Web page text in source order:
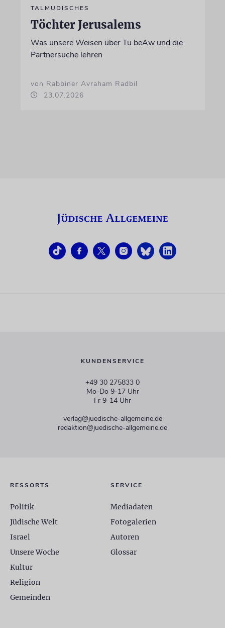
TALMUDISCHES
Töchter Jerusalems
Was unsere Weisen über Tu beAw und die
Partnersuche lehren
von Rabbiner Avraham Radbil
23.07.2026
KUNDENSERVICE
+49 30 275833 0
Mo-Do 9-17 Uhr
Fr 9-14 Uhr
verlag@juedische-allgemeine.de
redaktion@juedische-allgemeine.de
RESSORTS
Politik
Jüdische Welt
Israel
Unsere Woche
Kultur
Religion
Gemeinden
SERVICE
Mediadaten
Fotogalerien
Autoren
Glossar